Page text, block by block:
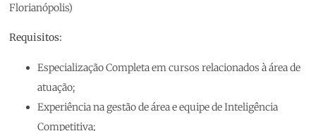
Florianópolis)
Requisitos:
Especialização Completa em cursos relacionados à área de
atuação;
Experiência na gestão de área e equipe de Inteligência
Competitiva;